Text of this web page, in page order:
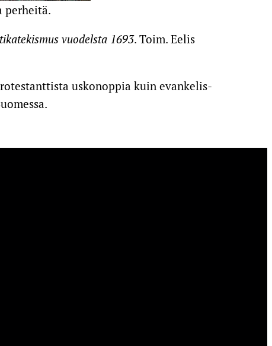
perheitä.
vuodelsta 1693. Toim. Eelis
uskonoppia kuin evankelis-